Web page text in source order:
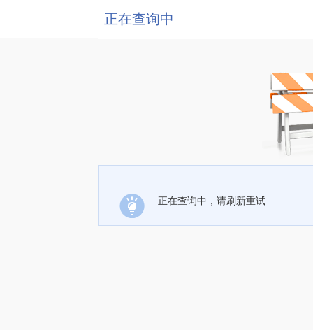
正在查询中
正在查询中，请刷新重试